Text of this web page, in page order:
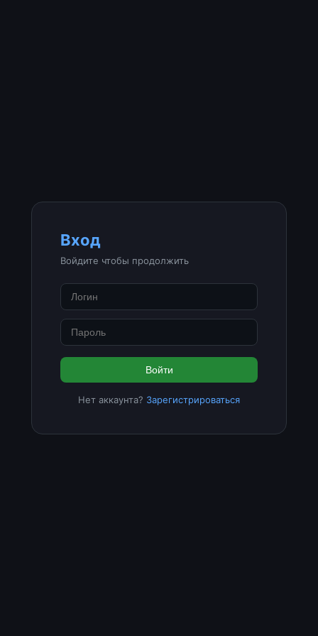
Вход
Войдите чтобы продолжить
Войти
Нет аккаунта? Зарегистрироваться